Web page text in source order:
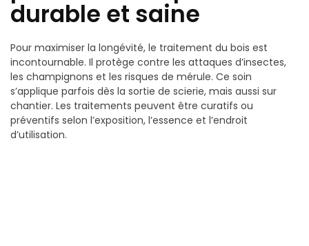
durable et saine
Pour maximiser la longévité, le traitement du bois est
incontournable. Il protège contre les attaques d’insectes,
les champignons et les risques de mérule. Ce soin
s’applique parfois dès la sortie de scierie, mais aussi sur
chantier. Les traitements peuvent être curatifs ou
préventifs selon l’exposition, l’essence et l’endroit
d’utilisation.